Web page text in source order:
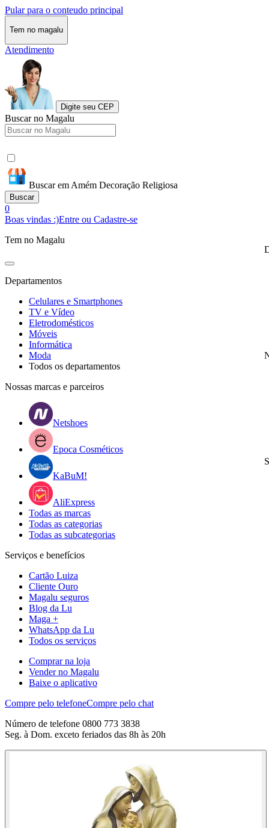
Pular para o conteudo principal
Tem no magalu
Atendimento
Digite seu CEP
Buscar no Magalu
Buscar em Amém Decoração Religiosa
Buscar
0
Boas vindas :)Entre ou Cadastre-se
Tem no Magalu
Departamentos
Celulares e Smartphones
TV e Vídeo
Eletrodomésticos
Móveis
Informática
Moda
Todos os departamentos
Nossas marcas e parceiros
Netshoes
Epoca Cosméticos
KaBuM!
AliExpress
Todas as marcas
Todas as categorias
Todas as subcategorias
Serviços e benefícios
Cartão Luiza
Cliente Ouro
Magalu seguros
Blog da Lu
Maga +
WhatsApp da Lu
Todos os serviços
Comprar na loja
Vender no Magalu
Baixe o aplicativo
Compre pelo telefoneCompre pelo chat
Número de telefone 0800 773 3838
Seg. à Dom. exceto feriados das 8h às 20h